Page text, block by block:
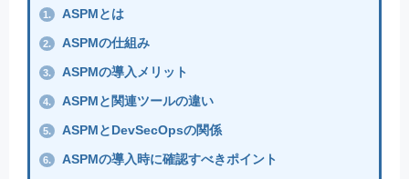
1. ASPMとは
2. ASPMの仕組み
3. ASPMの導入メリット
4. ASPMと関連ツールの違い
5. ASPMとDevSecOpsの関係
6. ASPMの導入時に確認すべきポイント